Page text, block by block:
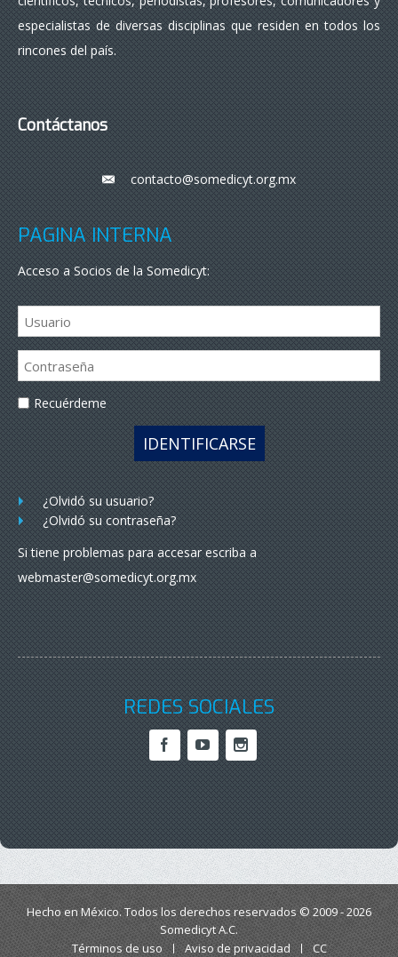
especialistas de diversas disciplinas que residen en todos los
rincones del país.
Contáctanos
___contacto@somedicyt.org.mx
PÁGINA INTERNA
Acceso a Socios de la Somedicyt:
Recuérdeme
IDENTIFICARSE
¿Olvidó su usuario?
¿Olvidó su contraseña?
Si tiene problemas para accesar escriba a
webmaster@somedicyt.org.mx
REDES SOCIALES
Hecho en México. Todos los derechos reservados © 2009 - 2026
Somedicyt A.C.
Términos de uso
Aviso de privacidad CC